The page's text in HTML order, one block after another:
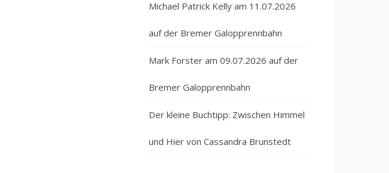
Michael Patrick Kelly am 11.07.2026
auf der Bremer Galopprennbahn
Mark Forster am 09.07.2026 auf der
Bremer Galopprennbahn
Der kleine Buchtipp: Zwischen Himmel
und Hier von Cassandra Brunstedt